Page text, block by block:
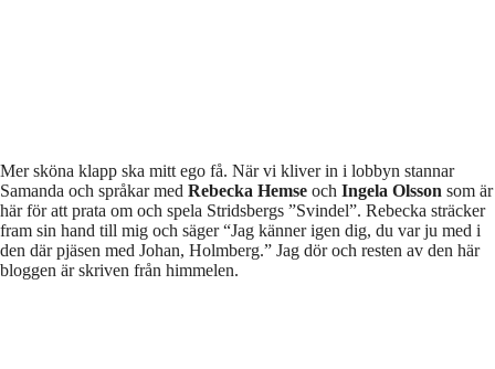
Mer sköna klapp ska mitt ego få. När vi kliver in i lobbyn stannar
Samanda och språkar med Rebecka Hemse och Ingela Olsson som är
här för att prata om och spela Stridsbergs ”Svindel”. Rebecka sträcker
fram sin hand till mig och säger “Jag känner igen dig, du var ju med i
den där pjäsen med Johan, Holmberg.” Jag dör och resten av den här
bloggen är skriven från himmelen.